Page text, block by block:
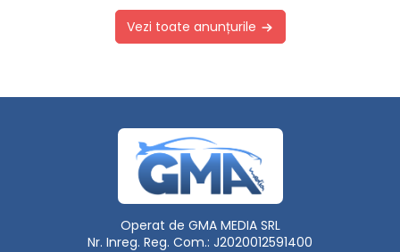
Vezi toate anunțurile
Operat de GMA MEDIA SRL
Nr. Inreg. Reg. Com.: J2020012591400